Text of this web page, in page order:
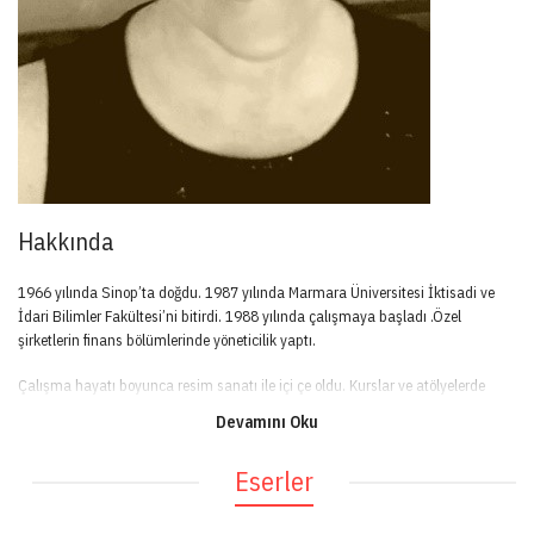
Hakkında
Devamını Oku
1966 yılında Sinop’ta doğdu. 1987 yılında Marmara Üniversitesi İktisadi ve
İdari Bilimler Fakültesi’ni bitirdi. 1988 yılında çalışmaya başladı .Özel
şirketlerin finans bölümlerinde yöneticilik yaptı.
Çalışma hayatı boyunca resim sanatı ile içi çe oldu. Kurslar ve atölyelerde
Eserler